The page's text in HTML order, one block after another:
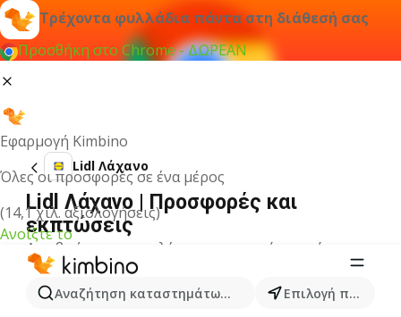
Τρέχοντα φυλλάδια πάντα στη διάθεσή σας
Προσθήκη στο Chrome - ΔΩΡΕΑΝ
Εφαρμογή Kimbino
Όλες οι προσφορές σε ένα μέρος
(14,1 χιλ. αξιολογήσεις)
Ανοίξτε το
Αναζήτηση καταστημάτων, κατηγοριών, προϊόντων...
Επιλογή πόλης
Lidl Λάχανο
Lidl Λάχανο | Προσφορές και
εκπτώσεις
Δεν βρήκαμε αποτελέσματα για αυτόν τον όρο.
Άλλα προϊόντα στα καταστήματα
Lidl